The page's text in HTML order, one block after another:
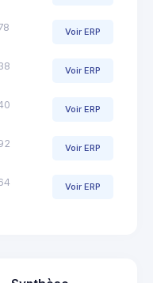
Voir ERP
Voir ERP
Voir ERP
Voir ERP
Voir ERP